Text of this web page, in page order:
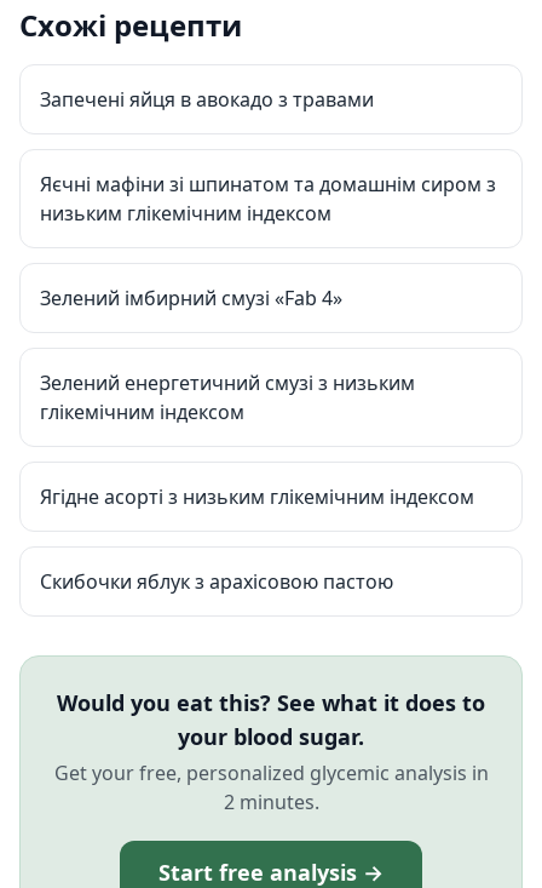
Схожі рецепти
Запечені яйця в авокадо з травами
Яєчні мафіни зі шпинатом та домашнім сиром з
низьким глікемічним індексом
Зелений імбирний смузі «Fab 4»
Зелений енергетичний смузі з низьким
глікемічним індексом
Ягідне асорті з низьким глікемічним індексом
Скибочки яблук з арахісовою пастою
Would you eat this? See what it does to
your blood sugar.
Get your free, personalized glycemic analysis in
2 minutes.
Start free analysis →